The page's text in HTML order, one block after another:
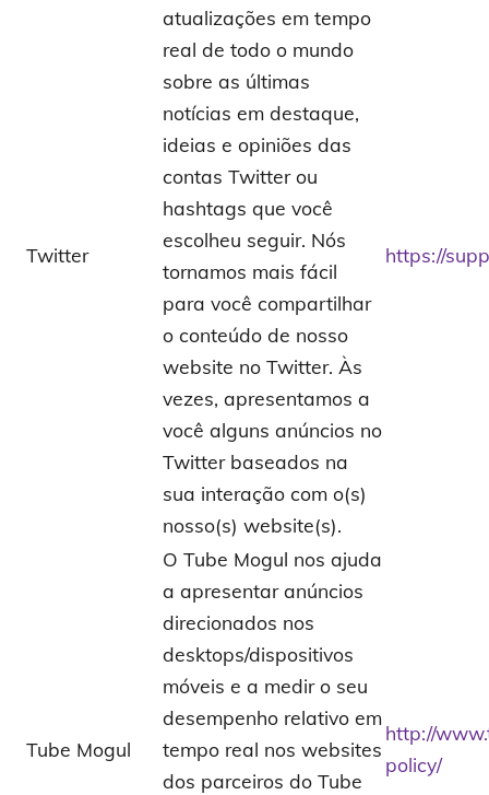
Twitter
atualizações em tempo
real de todo o mundo
sobre as últimas
notícias em destaque,
ideias e opiniões das
contas Twitter ou
hashtags que você
escolheu seguir. Nós
tornamos mais fácil
para você compartilhar
o conteúdo de nosso
website no Twitter. Às
vezes, apresentamos a
você alguns anúncios no
Twitter baseados na
sua interação com o(s)
nosso(s) website(s).
https://
Tube Mogul
O Tube Mogul nos ajuda
a apresentar anúncios
direcionados nos
desktops/dispositivos
móveis e a medir o seu
desempenho relativo em
tempo real nos websites
dos parceiros do Tube
http://
policy/